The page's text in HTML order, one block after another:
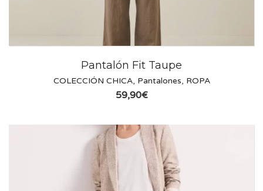
Pantalón Fit Taupe
COLECCIÓN CHICA, Pantalones, ROPA
59,90€